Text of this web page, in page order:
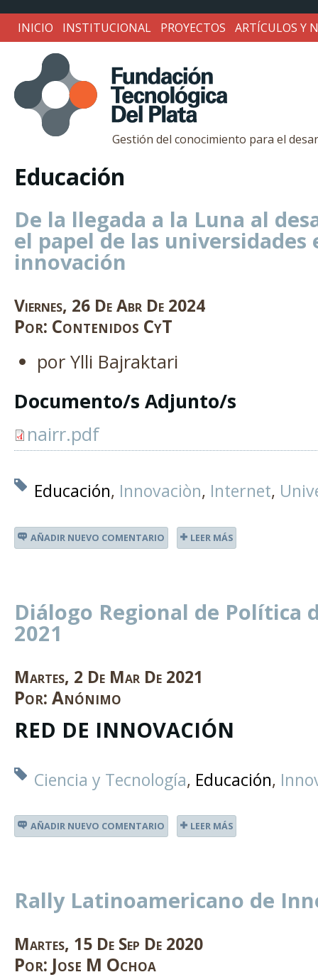
INICIO INSTITUCIONAL PROYECTOS ARTÍCULOS Y
Fundación
Tecnológica
Del
Plata
Gestión del conocimiento para el
Educación
De la llegada a la Luna al
el papel de las universidades
innovación
Viernes, 26 DeAbr De 2024
Por: Contenidos CyT
por Ylli Bajraktari
Documento/s Adjunto/s
nairr.pdf
Educación Innovaciòn Internet
AÑADIR NUEVO COMENTARIO LEER MÁS
Diálogo Regional de Política
2021
Martes, 2 De Mar De 2021
Por: Anónimo
RED DE INNOVACIÓN
Ciencia y Tecnología Educación
AÑADIR NUEVO COMENTARIO LEER MÁS
Rally Latinoamericano de
Martes, 15 De Sep De 2020
Por: Jose M Ochoa